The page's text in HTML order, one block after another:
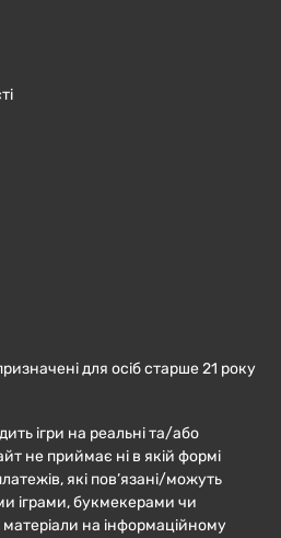
для осіб старше 21 року
ігри на реальні та/або
не приймає ні в якій формі
які пов’язані/можуть
іграми, букмекерами чи
на інформаційному